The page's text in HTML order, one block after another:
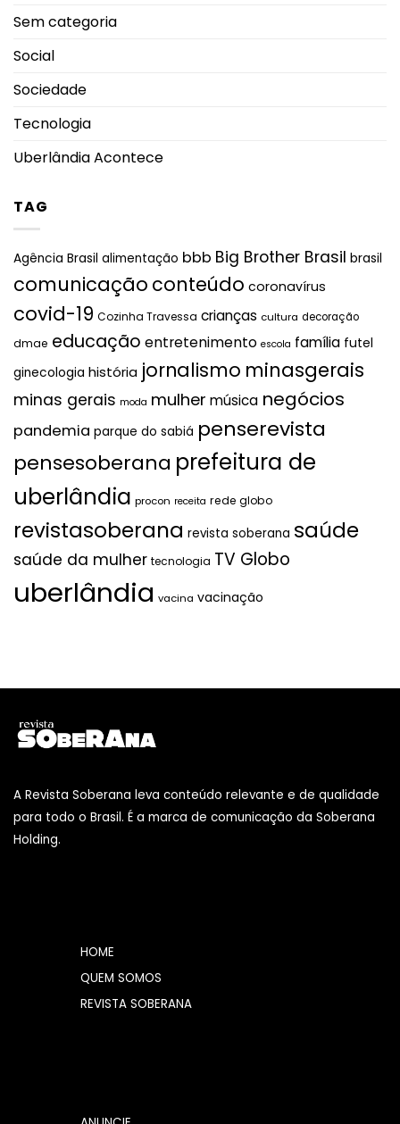
Sem categoria
Social
Sociedade
Tecnologia
Uberlândia Acontece
TAG
Agência Brasil alimentação bbb Big Brother Brasil brasil
comunicação conteúdo coronavírus
covid-19 Cozinha Travessa crianças cultura decoração
dmae educação entretenimento escola família futel
ginecologia história jornalismo minasgerais
minas gerais moda mulher música negócios
pandemia parque do sabiá penserevista
pensesoberana prefeitura de
uberlândia procon receita rede globo
revistasoberana revista soberana saúde
saúde da mulher tecnologia TV Globo
uberlândia vacina vacinação
A Revista Soberana leva conteúdo relevante e de qualidade
para todo o Brasil. É a marca de comunicação da Soberana
Holding.
HOME
QUEM SOMOS
REVISTA SOBERANA